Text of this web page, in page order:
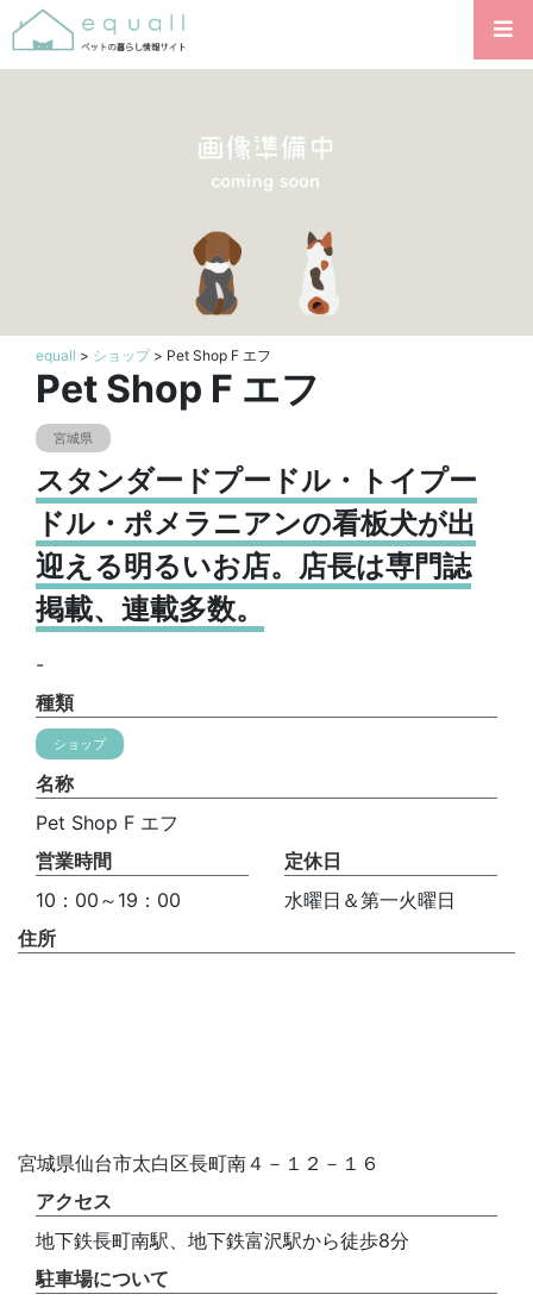
equall > ショップ> Pet Shop F エフ
Pet Shop F エフ
宮城県
スタンダードプードル・トイプー
ドル・ポメラニアンの看板犬が出
迎える明るいお店。店長は専門誌
掲載、連載多数。
-
種類
ショップ
名称
Pet Shop F エフ
営業時間
10：00～19：00
定休日
水曜日＆第一火曜日
住所
宮城県仙台市太白区長町南４－１２－１６
アクセス
地下鉄長町南駅、地下鉄富沢駅から徒歩8分
駐車場について